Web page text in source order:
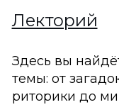
Лекторий
Здесь вы
темы: от
риторики до